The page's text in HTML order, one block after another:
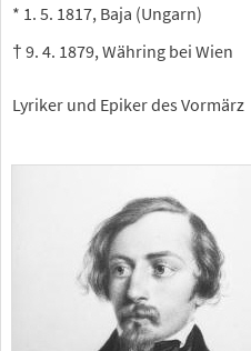
* 1. 5. 1817, Baja (Ungarn)
† 9. 4. 1879, Währing bei Wien
Lyriker und Epiker des Vormärz